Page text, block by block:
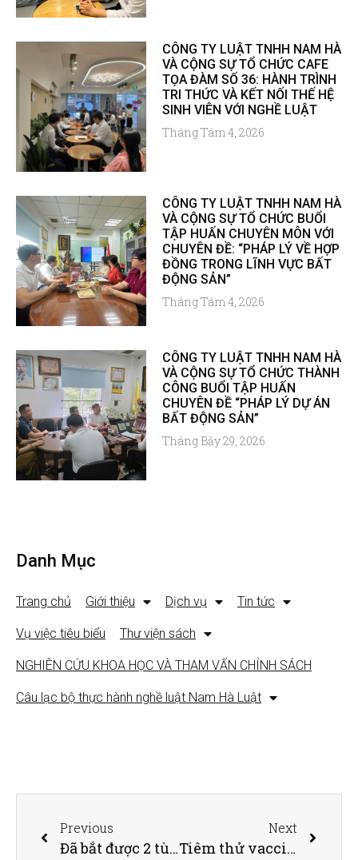
CÔNG TY LUẬT TNHH NAM HÀ
VÀ CỘNG SỰ TỔ CHỨC CAFE
TỌA ĐÀM SỐ 36: HÀNH TRÌNH
TRI THỨC VÀ KẾT NỐI THẾ HỆ
SINH VIÊN VỚI NGHỀ LUẬT
Tháng Tám 4, 2026
CÔNG TY LUẬT TNHH NAM HÀ
VÀ CỘNG SỰ TỔ CHỨC BUỔI
TẬP HUẤN CHUYÊN MÔN VỚI
CHUYÊN ĐỀ: “PHÁP LÝ VỀ HỢP
ĐỒNG TRONG LĨNH VỰC BẤT
ĐỘNG SẢN”
Tháng Tám 4, 2026
CÔNG TY LUẬT TNHH NAM HÀ
VÀ CỘNG SỰ TỔ CHỨC THÀNH
CÔNG BUỔI TẬP HUẤN
CHUYÊN ĐỀ “PHÁP LÝ DỰ ÁN
BẤT ĐỘNG SẢN”
Tháng Bảy 29, 2026
Danh Mục
Trang chủ Giới thiệu Dịch vụ Tin tức
Vụ việc tiêu biểu Thư viện sách
NGHIÊN CỨU KHOA HỌC VÀ THAM VẤN CHÍNH SÁCH
Câu lạc bộ thực hành nghề luật Nam Hà Luật
Previous
Đã bắt được 2 tù nhân đang thụ án tội giết người trốn khỏi trại giam
Next
Tiêm thử vaccine COVID-19: Sẵn sàng cho trường hợp xấu nhất